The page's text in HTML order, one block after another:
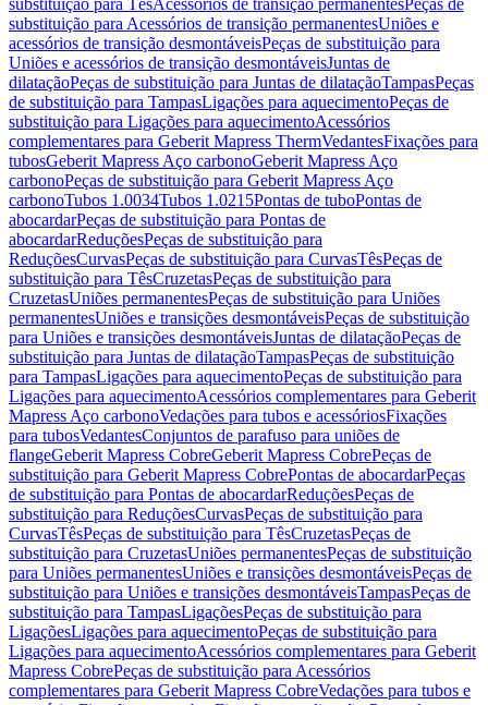
substituição para TêsAcessórios de transição permanentesPeças de
substituição para Acessórios de transição permanentesUniões e
acessórios de transição desmontáveisPeças de substituição para
Uniões e acessórios de transição desmontáveisJuntas de
dilataçãoPeças de substituição para Juntas de dilataçãoTampasPeças
de substituição para TampasLigações para aquecimentoPeças de
substituição para Ligações para aquecimentoAcessórios
complementares para Geberit Mapress ThermVedantesFixações para
tubosGeberit Mapress Aço carbonoGeberit Mapress Aço
carbonoPeças de substituição para Geberit Mapress Aço
carbonoTubos 1.0034Tubos 1.0215Pontas de tuboPontas de
abocardarPeças de substituição para Pontas de
abocardarReduçõesPeças de substituição para
ReduçõesCurvasPeças de substituição para CurvasTêsPeças de
substituição para TêsCruzetasPeças de substituição para
CruzetasUniões permanentesPeças de substituição para Uniões
permanentesUniões e transições desmontáveisPeças de substituição
para Uniões e transições desmontáveisJuntas de dilataçãoPeças de
substituição para Juntas de dilataçãoTampasPeças de substituição
para TampasLigações para aquecimentoPeças de substituição para
Ligações para aquecimentoAcessórios complementares para Geberit
Mapress Aço carbonoVedações para tubos e acessóriosFixações
para tubosVedantesConjuntos de parafuso para uniões de
flangeGeberit Mapress CobreGeberit Mapress CobrePeças de
substituição para Geberit Mapress CobrePontas de abocardarPeças
de substituição para Pontas de abocardarReduçõesPeças de
substituição para ReduçõesCurvasPeças de substituição para
CurvasTêsPeças de substituição para TêsCruzetasPeças de
substituição para CruzetasUniões permanentesPeças de substituição
para Uniões permanentesUniões e transições desmontáveisPeças de
substituição para Uniões e transições desmontáveisTampasPeças de
substituição para TampasLigaçõesPeças de substituição para
LigaçõesLigações para aquecimentoPeças de substituição para
Ligações para aquecimentoAcessórios complementares para Geberit
Mapress CobrePeças de substituição para Acessórios
complementares para Geberit Mapress CobreVedações para tubos e